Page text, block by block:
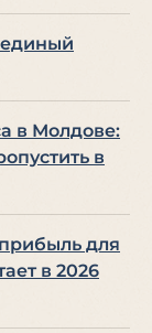
единый
в Молдове:
в
для
в 2026